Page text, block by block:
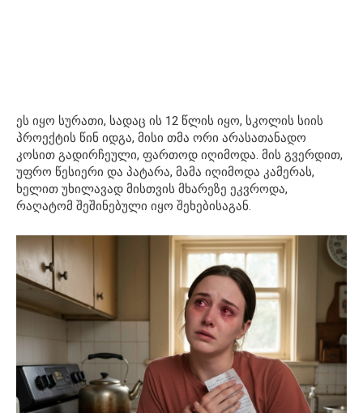
ეს იყო სურათი, სადაც ის 12 წლის იყო, სკოლის სიის
პროექტის წინ იდგა, მისი თმა ორი არასათანადო
კოსით გადირჩეული, ფართოდ იღიმოდა. მის გვერდით,
უფრო წესიერი და პატარა, მამა იღიმოდა კამერას,
ხელით უხილავად მისთვის მხარეზე ეკვროდა,
რაღატომ შეშინებული იყო შეხებისაგან.